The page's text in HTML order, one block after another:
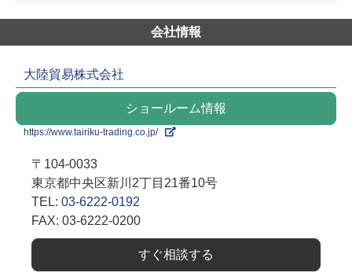
会社情報
大陸貿易株式会社
ショールーム情報
https://www.tairiku-trading.co.jp/
〒104-0033
東京都中央区新川2丁目21番10号
TEL: 03-6222-0192
FAX: 03-6222-0200
すぐ相談する